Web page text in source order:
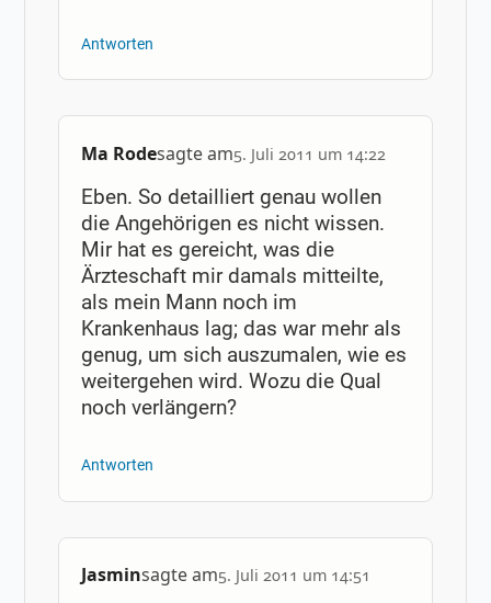
Antworten
Ma Rodesagte am5. Juli 2011 um 14:22
Eben. So detailliert genau wollen
die Angehörigen es nicht wissen.
Mir hat es gereicht, was die
Ärzteschaft mir damals mitteilte,
als mein Mann noch im
Krankenhaus lag; das war mehr als
genug, um sich auszumalen, wie es
weitergehen wird. Wozu die Qual
noch verlängern?
Antworten
Jasminsagte am5. Juli 2011 um 14:51